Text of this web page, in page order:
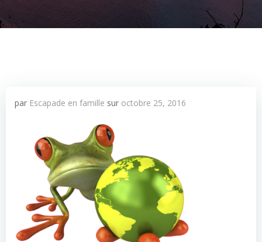
par Escapade en famille sur octobre 25, 2016